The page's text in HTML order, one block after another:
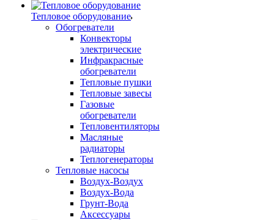
Тепловое оборудование
Обогреватели
Конвекторы
электрические
Инфракрасные
обогреватели
Тепловые пушки
Тепловые завесы
Газовые
обогреватели
Тепловентиляторы
Масляные
радиаторы
Теплогенераторы
Тепловые насосы
Воздух-Воздух
Воздух-Вода
Грунт-Вода
Аксессуары